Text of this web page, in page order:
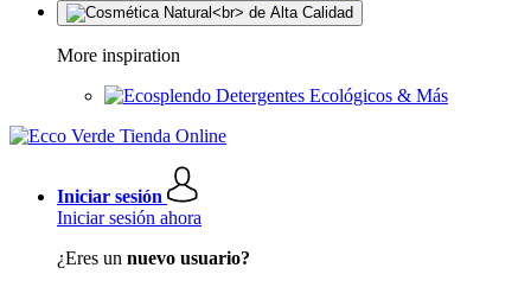
More inspiration
Detergentes Ecológicos & Más
Iniciar sesión
Iniciar sesión ahora
¿Eres un nuevo usuario?